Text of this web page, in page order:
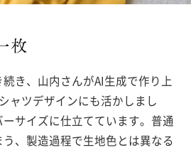
き、山内さんがAI生成で作り上
ャツデザインにも活かしまし
サイズに仕立てています。普通
、製造過程で生地色とは異なる